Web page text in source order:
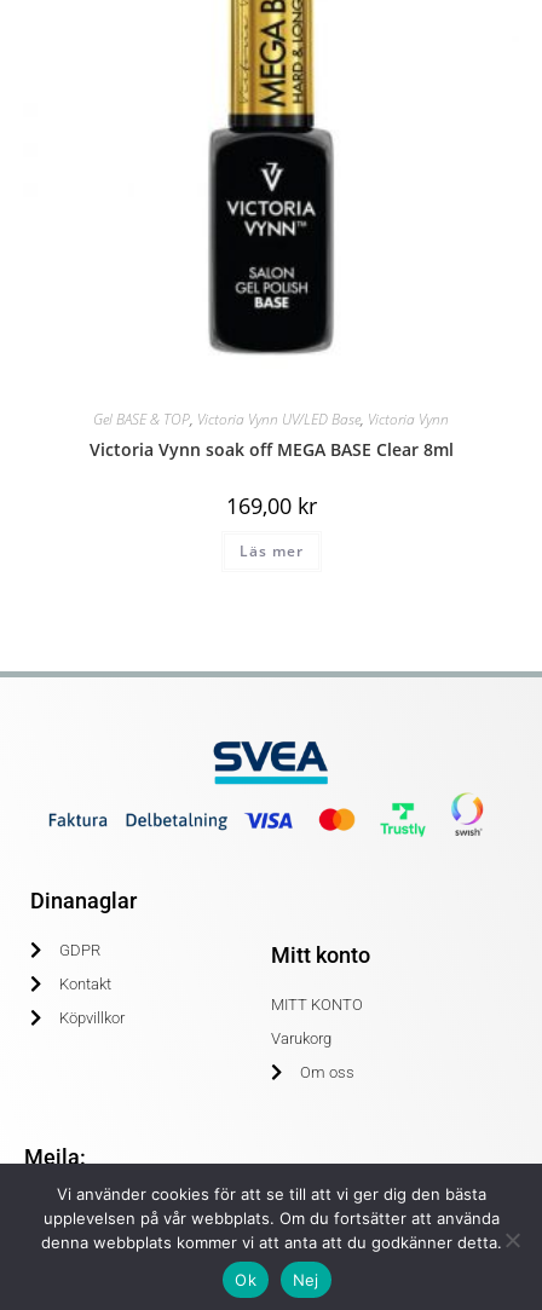
Gel BASE & TOP, Victoria Vynn UV/LED Base, Victoria Vynn
Victoria Vynn soak off MEGA BASE Clear 8ml
169,00 kr
Läs mer
Dinanaglar
GDPR
Kontakt
Köpvillkor
Mitt konto
MITT KONTO
Varukorg
Om oss
Mejla:
info@dinanaglar.se
© COPYRIGHT 2020 DINANAGLAR.SE
Vi använder cookies för att se till att vi ger dig den bästa
upplevelsen på vår webbplats. Om du fortsätter att använda
denna webbplats kommer vi att anta att du godkänner detta.
Ok
Nej